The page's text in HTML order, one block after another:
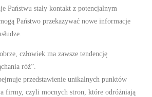
Państwu stały kontakt z potencjalnym
Państwo przekazywać nowe informacje
człowiek ma zawsze tendencję
róż”.
przedstawienie unikalnych punktów
firmy, czyli mocnych stron, które odróżniają